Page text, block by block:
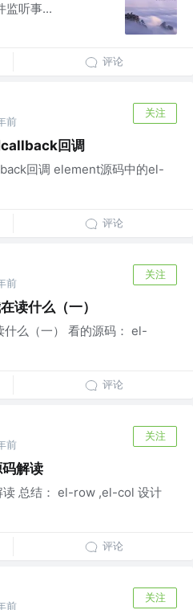
监听事...
评论
前
关注
回调
回调 element源码中的el-
评论
前
关注
读什么（一）
么（一） 看的源码： el-
评论
前
关注
解读
总结： el-row ,el-col 设计
评论
前
关注